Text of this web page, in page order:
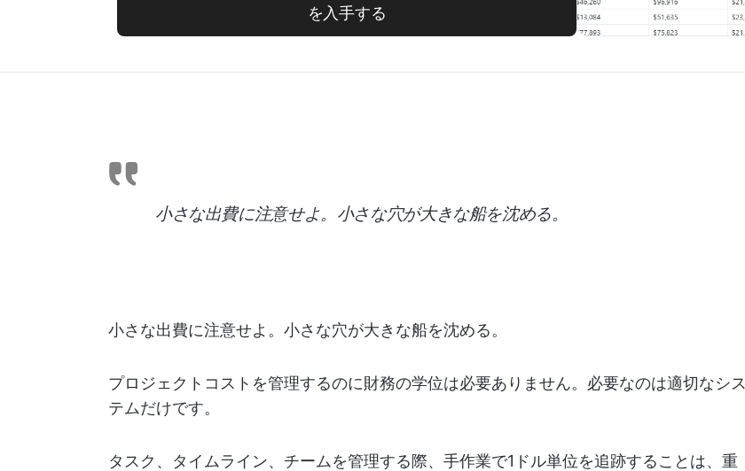
を入手する
小さな出費に注意せよ。小さな穴が大きな船を沈める。
小さな出費に注意せよ。小さな穴が大きな船を沈める。
プロジェクトコストを管理するのに財務の学位は必要ありません。必要なのは適切なシス
テムだけです。
タスク、タイムライン、チームを管理する際、手作業で1ドル単位を追跡することは、重